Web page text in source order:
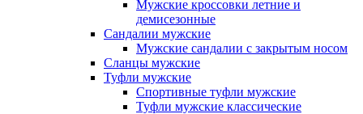
Мужские кроссовки летние и
демисезонные
Сандалии мужские
Мужские сандалии с закрытым носом
Сланцы мужские
Туфли мужские
Спортивные туфли мужские
Туфли мужские классические